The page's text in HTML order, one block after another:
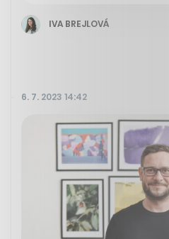
IVA BREJLOVÁ
6. 7. 2023 14:42